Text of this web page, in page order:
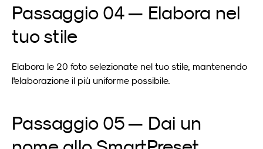
Passaggio 04 — Elabora nel
tuo stile
Elabora le 20 foto selezionate nel tuo stile, mantenendo
l'elaborazione il più uniforme possibile.
Passaggio 05 — Dai un